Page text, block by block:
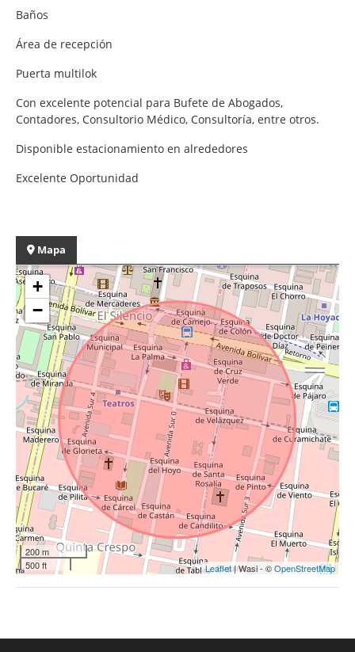
Baños
Área de recepción
Puerta multilok
Con excelente potencial para Bufete de Abogados,
Contadores, Consultorio Médico, Consultoría, entre otros.
Disponible estacionamiento en alrededores
Excelente Oportunidad
Mapa
+
−
200 m
500 ft
Leaflet| Wasi - ©OpenStreetMap